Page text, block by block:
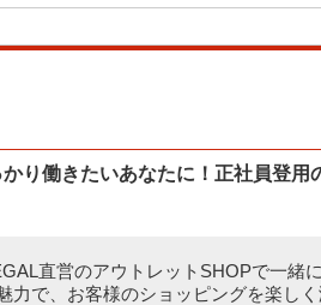
り働きたいあなたに！正社員登
直営のアウトレットSHOPで一緒
力で、お客様のショッピングを楽し